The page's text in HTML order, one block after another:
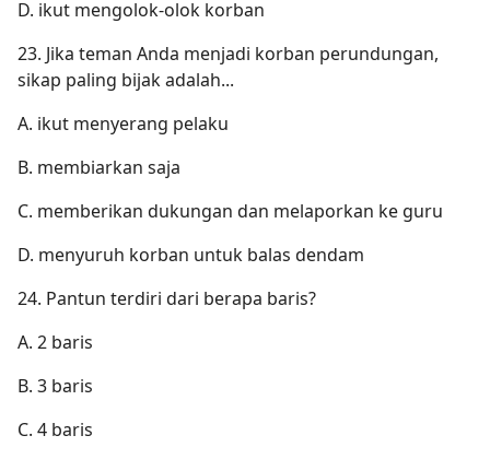
D. ikut mengolok-olok korban
23. Jika teman Anda menjadi korban perundungan,
sikap paling bijak adalah...
A. ikut menyerang pelaku
B. membiarkan saja
C. memberikan dukungan dan melaporkan ke guru
D. menyuruh korban untuk balas dendam
24. Pantun terdiri dari berapa baris?
A. 2 baris
B. 3 baris
C. 4 baris